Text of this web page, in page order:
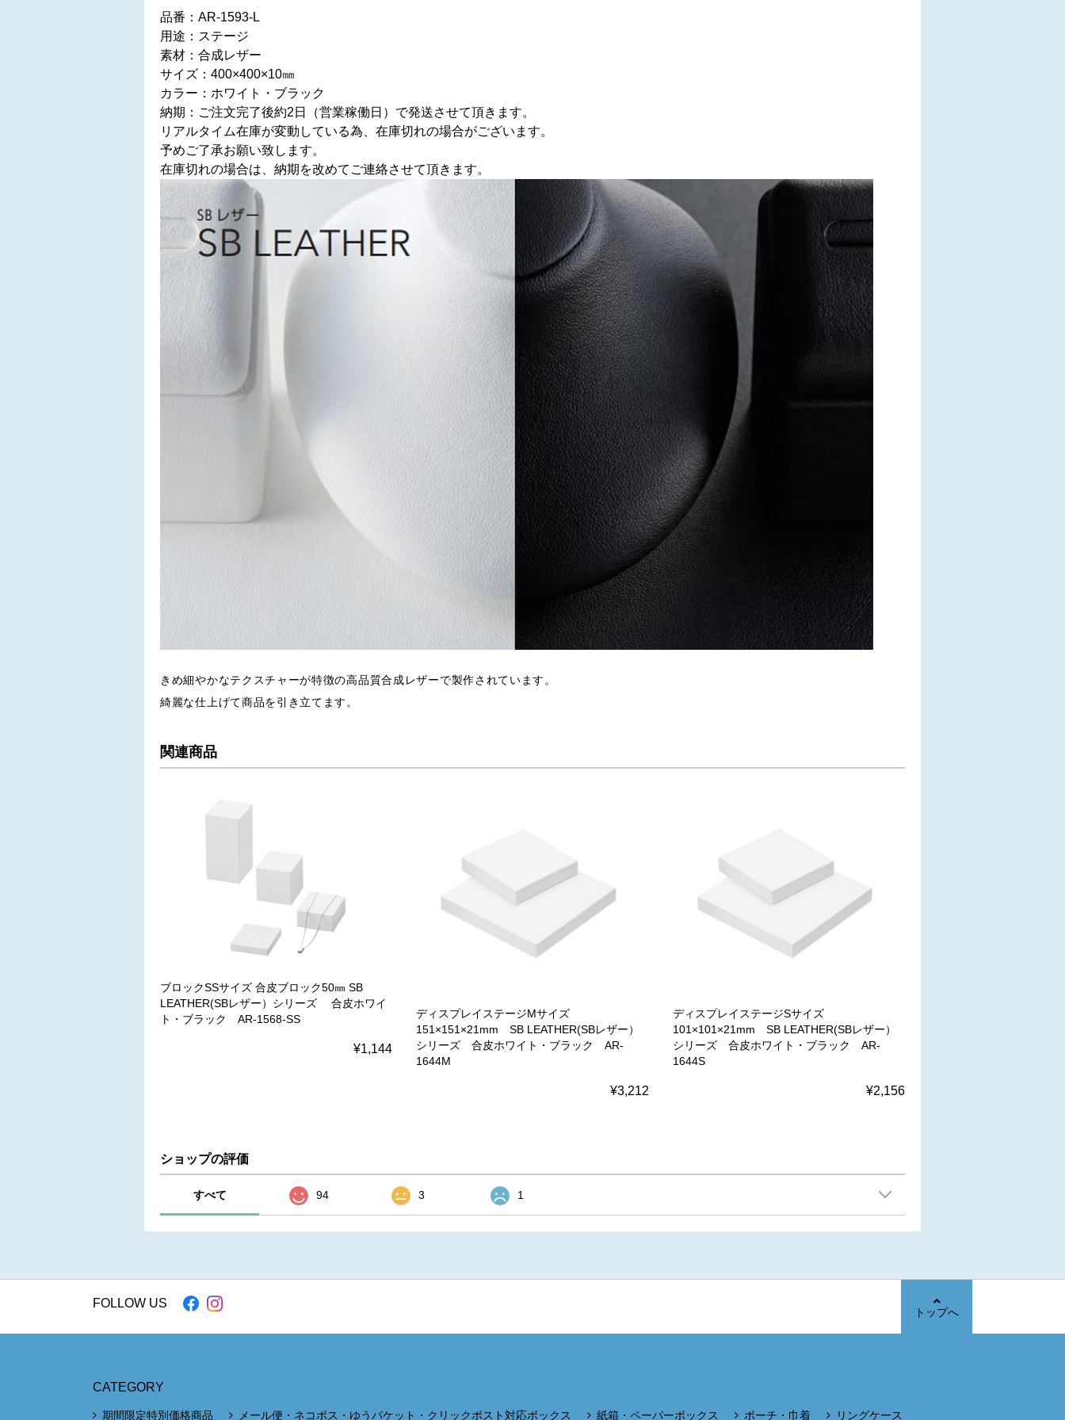
品番：AR-1593-L
用途：ステージ
素材：合成レザー
サイズ：400×400×10㎜
カラー：ホワイト・ブラック
納期：ご注文完了後約2日（営業稼働日）で発送させて頂きます。
リアルタイム在庫が変動している為、在庫切れの場合がございます。
予めご了承お願い致します。
在庫切れの場合は、納期を改めてご連絡させて頂きます。
きめ細やかなテクスチャーが特徴の高品質合成レザーで製作されています。
綺麗な仕上げて商品を引き立てます。
関連商品
ブロックSSサイズ 合皮ブロック50㎜ SB
LEATHER(SBレザー）シリーズ 合皮ホワイ
ト・ブラック AR-1568-SS
¥1,144
ディスプレイステージMサイズ
151×151×21mm SB LEATHER(SBレザー）
シリーズ 合皮ホワイト・ブラック AR-
1644M
¥3,212
ディスプレイステージSサイズ
101×101×21mm SB LEATHER(SBレザー）
シリーズ 合皮ホワイト・ブラック AR-
1644S
¥2,156
ショップの評価
すべて 94 3 1
FOLLOW US
トップへ
CATEGORY
期間限定特別価格商品 メール便・ネコポス・ゆうパケット・クリックポスト対応ボックス 紙箱・ペーパーボックス ポーチ・巾着 リングケース